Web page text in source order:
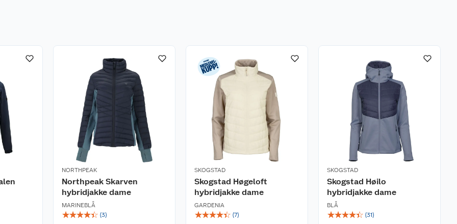
NORTHPEAK
Northpeak Skarven
hybridjakke dame
MARINEBLÅ
☆☆☆☆☆ (3)
SKOGSTAD
Skogstad Høgeloft
hybridjakke dame
GARDENIA
☆☆☆☆☆ (7)
SKOGSTAD
Skogstad Høilo
hybridjakke dame
BLÅ
☆☆☆☆☆ (31)